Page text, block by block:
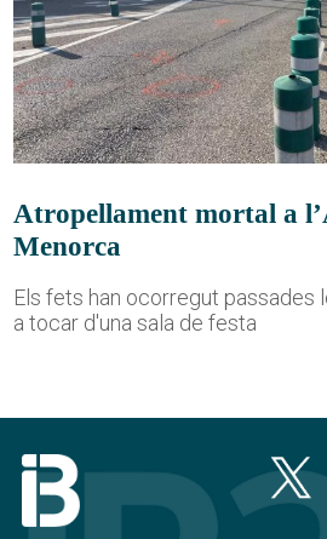
Atropellament mortal a
Menorca
Els fets han ocorregut passades
a tocar d'una sala de festa